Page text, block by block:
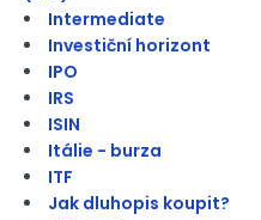
Intermediate
Investiční horizont
IPO
IRS
ISIN
Itálie - burza
ITF
Jak dluhopis koupit?